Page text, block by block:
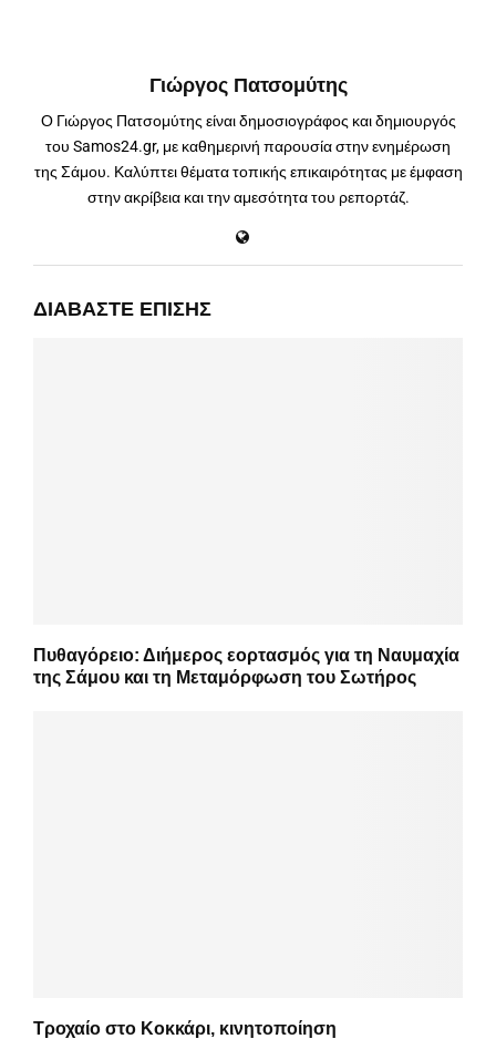
Γιώργος Πατσομύτης
Ο Γιώργος Πατσομύτης είναι δημοσιογράφος και δημιουργός
του Samos24.gr, με καθημερινή παρουσία στην ενημέρωση
της Σάμου. Καλύπτει θέματα τοπικής επικαιρότητας με έμφαση
στην ακρίβεια και την αμεσότητα του ρεπορτάζ.
ΔΙΑΒΆΣΤΕ ΕΠΊΣΗΣ
Πυθαγόρειο: Διήμερος εορτασμός για τη Ναυμαχία
της Σάμου και τη Μεταμόρφωση του Σωτήρος
Τροχαίο στο Κοκκάρι, κινητοποίηση